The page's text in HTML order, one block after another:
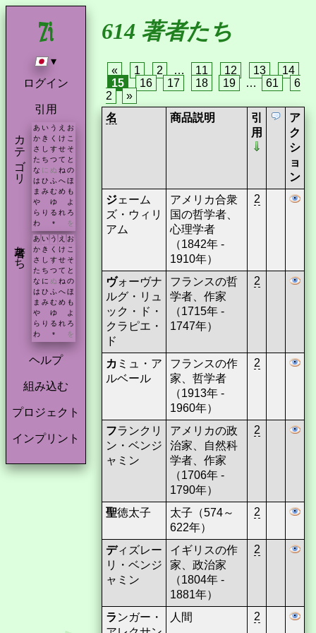
▾
ログイン
引用
カテゴリ あ い う え お
か き く け こ
さ し す せ そ
た ち つ て と
な に ぬ ね の
は ひ ふ へ ほ
ま み む め も
や
ゆ
よ
ら り る れ ろ
わ
* を
著者たち あ い う え お
か き く け こ
さ
し す せ そ
た ち つ て と
な に ぬ ね の
は ひ ふ へ ほ
ま み む め も
や
ゆ
よ
ら り る れ ろ
わ
* を
ヘルプ
組み込む
プロジェクト
インプリント
614 著者たち
« 1 2 … 11 12 13
14
15
16 17 18 19 … 61
6
2
»
名
商品説明
引
用
ア
ク
シ
ョ
ン
ジェーム
ズ・ウィリ
アム
アメリカ合衆
国の哲学者、
心理学者
（1842年 -
1910年）
2
ヴォーヴナ
ルグ・リュ
ック・ド・
クラピエ・
ド
フランスの哲
学者、作家
（1715年 -
1747年）
2
カ ミュ・ア
ルベール
フランスの作
家、哲学者
（1913年 -
1960年）
2
フランクリ
ン・ベンジ
ャミン
アメリカの政
治家、自然科
学者、作家
（1706年 -
1790年）
2
聖徳太子
太子（574～
622年）
2
ディズレー
リ・ベンジ
ャミン
イギリスの作
家、政治家
（1804年 -
1881年）
2
ラ ンガー・
人間 2